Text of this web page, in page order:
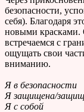
безопасности,
себя). Благодаря
новыми
встречаемся с
ощущать свои
вниманию.
Я в безопасности
Я защищена/
Я с собой